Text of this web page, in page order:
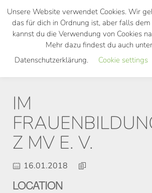
Skip
main
IM
Z MV E. V.
16.01.2018
LOCATION
Unsere Website verwendet Cookies. Wir
das für dich in Ordnung ist, aber falls
kannst du die Verwendung von Cookies
Mehr dazu findest du auch
Datenschutzerklärung.
Cookie settings